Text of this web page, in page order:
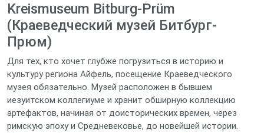
Kreismuseum Bitburg-Prüm
(Краеведческий музей Битбург-
Прюм)
Для тех, кто хочет глубже погрузиться в историю и
культуру региона Айфель, посещение Краеведческого
музея обязательно. Музей расположен в бывшем
иезуитском коллегиуме и хранит обширную коллекцию
артефактов, начиная от доисторических времен, через
римскую эпоху и Средневековье, до новейшей истории.